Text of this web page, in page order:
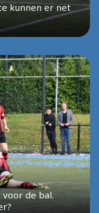
kunnen er net
de bal.